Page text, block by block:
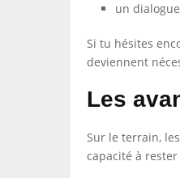
un
Si tu hésites
deviennent
Les
Sur le terrain,
capacité à